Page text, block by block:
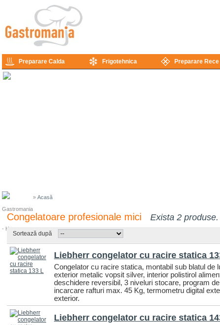
Preparare Calda Frigotehnica Preparare Rece
» Acasă
Congelatoare profesionale mici Exista 2 produse.
Sortează după
Liebherr congelator cu racire statica
Congelator cu racire statica, montabil sub blatul de
exterior metalic vopsit silver, interior polistirol
deschidere reversibil, 3 niveluri stocare, program
incarcare rafturi max. 45 Kg, termometru digital
exterior.
Liebherr congelator cu racire statica